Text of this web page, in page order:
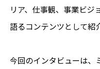
リア、仕事観、事業ビジ
語るコンテンツとして紹
今回のインタビューは、